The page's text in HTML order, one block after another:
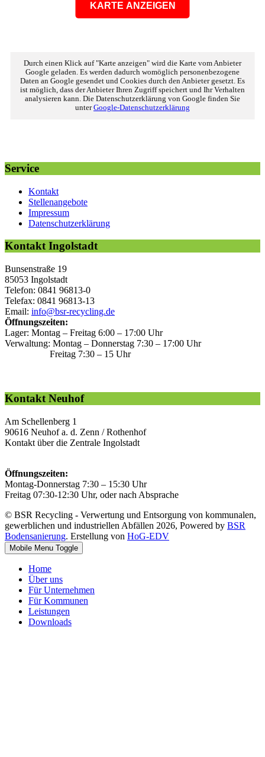
KARTE ANZEIGEN
Durch einen Klick auf "Karte anzeigen" wird die Karte vom Anbieter
Google geladen. Es werden dadurch womöglich personenbezogene
Daten an Google gesendet und Cookies durch den Anbieter gesetzt. Es
ist möglich, dass der Anbieter Ihren Zugriff speichert und Ihr Verhalten
analysieren kann. Die Datenschutzerklärung von Google finden Sie
unterGoogle-Datenschutzerklärung
Service
Kontakt
Stellenangebote
Impressum
Datenschutzerklärung
Kontakt Ingolstadt
Bunsenstraße 19
85053 Ingolstadt
Telefon: 0841 96813-0
Telefax: 0841 96813-13
Email: info@bsr-recycling.de
Öffnungszeiten:
Lager: Montag – Freitag 6:00 – 17:00 Uhr
Verwaltung: Montag – Donnerstag 7:30 – 17:00 Uhr
Freitag 7:30 – 15 Uhr
Kontakt Neuhof
Am Schellenberg 1
90616 Neuhof a. d. Zenn / Rothenhof
Kontakt über die Zentrale Ingolstadt
Öffnungszeiten:
Montag-Donnerstag 7:30 – 15:30 Uhr
Freitag 07:30-12:30 Uhr, oder nach Absprache
© BSR Recycling - Verwertung und Entsorgung von kommunalen,
gewerblichen und industriellen Abfällen 2026, Powered by BSR
Bodensanierung. Erstellung von HoG-EDV
Mobile Menu Toggle
Home
Über uns
Für Unternehmen
Für Kommunen
Leistungen
Downloads